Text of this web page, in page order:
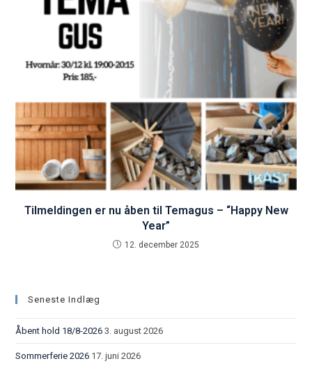
Tilmeldingen er nu åben til Temagus – “Happy New
Year”
12. december 2025
Seneste Indlæg
Åbent hold 18/8-2026 3. august 2026
Sommerferie 2026 17. juni 2026